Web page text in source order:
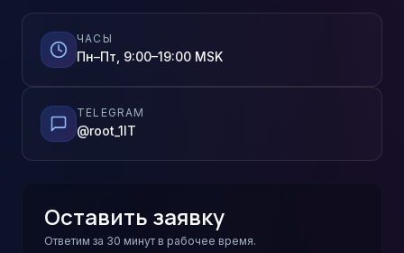
ЧАСЫ
Пн–Пт, 9:00–19:00 MSK
TELEGRAM
@root_1IT
Оставить заявку
Ответим за 30 минут в рабочее время.